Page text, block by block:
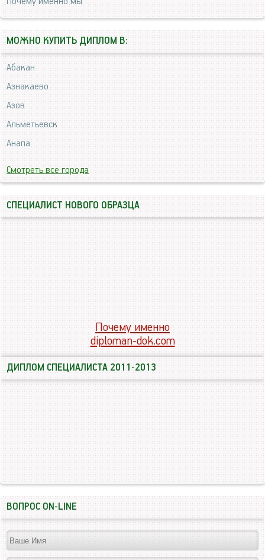
МОЖНО КУПИТЬ ДИПЛОМ В:
Абакан
Азнакаево
Азов
Альметьевск
Анапа
Смотреть все города
СПЕЦИАЛИСТ НОВОГО ОБРАЗЦА
Почему именно
diploman-dok.com
ДИПЛОМ СПЕЦИАЛИСТА 2011-2013
ВОПРОС ON-LINE